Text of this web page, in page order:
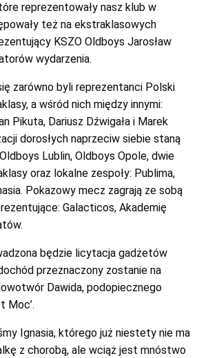
reprezentowały nasz klub w
też na ekstraklasowych
KSZO Oldboys Jarosław
wydarzenia.
zarówno byli reprezentanci Polski
a wśród nich między innymi:
Pikuta, Dariusz Dźwigała i Marek
dorosłych naprzeciw siebie staną
Lublin, Oldboys Opole, dwie
oraz lokalne zespoły: Publima,
Pokazowy mecz zagrają ze sobą
Galacticos, Akademię
będzie licytacja gadżetów
przeznaczony zostanie na
Dawida, podopiecznego
Moc’.
Ignasia, którego już niestety nie ma
z chorobą, ale wciąż jest mnóstwo